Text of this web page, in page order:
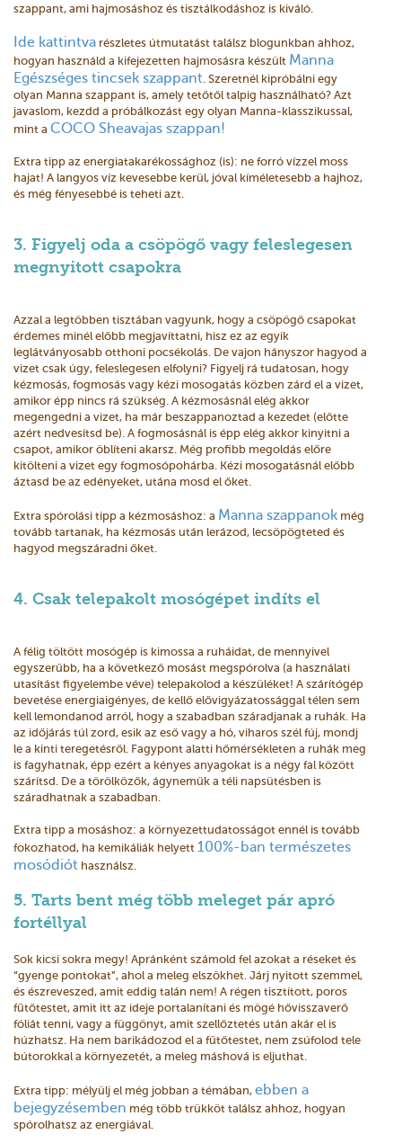
szappant, ami hajmosáshoz és tisztálkodáshoz is kiváló.
Ide kattintva részletes útmutatást találsz blogunkban ahhoz,
hogyan használd a kifejezetten hajmosásra készült Manna
Egészséges tincsek szappant . Szeretnél kipróbálni egy
olyan Manna szappant is, amely tetőtől talpig használható? Azt
javaslom, kezdd a próbálkozást egy olyan Manna-klasszikussal,
mint a COCO Sheavajas szappan!
Extra tipp az energiatakarékossághoz (is): ne forró vízzel moss
hajat! A langyos víz kevesebbe kerül, jóval kíméletesebb a hajhoz,
és még fényesebbé is teheti azt.
3. Figyelj oda a csöpögő vagy feleslegesen
megnyitott csapokra
Azzal a legtöbben tisztában vagyunk, hogy a csöpögő csapokat
érdemes minél előbb megjavíttatni, hisz ez az egyik
leglátványosabb otthoni pocsékolás. De vajon hányszor hagyod a
vizet csak úgy, feleslegesen elfolyni? Figyelj rá tudatosan, hogy
kézmosás, fogmosás vagy kézi mosogatás közben zárd el a vizet,
amikor épp nincs rá szükség. A kézmosásnál elég akkor
megengedni a vizet, ha már beszappanoztad a kezedet (előtte
azért nedvesítsd be). A fogmosásnál is épp elég akkor kinyitni a
csapot, amikor öblíteni akarsz. Még profibb megoldás előre
kitölteni a vizet egy fogmosópohárba. Kézi mosogatásnál előbb
áztasd be az edényeket, utána mosd el őket.
Extra spórolási tipp a kézmosáshoz: a Manna szappanok még
tovább tartanak, ha kézmosás után lerázod, lecsöpögteted és
hagyod megszáradni őket.
4. Csak telepakolt mosógépet indíts el
A félig töltött mosógép is kimossa a ruháidat, de mennyivel
egyszerűbb, ha a következő mosást megspórolva (a használati
utasítást figyelembe véve) telepakolod a készüléket! A szárítógép
bevetése energiaigényes, de kellő elővigyázatossággal télen sem
kell lemondanod arról, hogy a szabadban száradjanak a ruhák. Ha
az időjárás túl zord, esik az eső vagy a hó, viharos szél fúj, mondj
le a kinti teregetésről. Fagypont alatti hőmérsékleten a ruhák meg
is fagyhatnak, épp ezért a kényes anyagokat is a négy fal között
szárítsd. De a törölközők, ágyneműk a téli napsütésben is
száradhatnak a szabadban.
Extra tipp a mosáshoz: a környezettudatosságot ennél is tovább
fokozhatod, ha kemikáliák helyett 100%-ban természetes
mosódiót használsz.
5. Tarts bent még több meleget pár apró
fortéllyal
Sok kicsi sokra megy! Apránként számold fel azokat a réseket és
“gyenge pontokat”, ahol a meleg elszökhet. Járj nyitott szemmel,
és észreveszed, amit eddig talán nem! A régen tisztított, poros
fűtőtestet, amit itt az ideje portalanítani és mögé hővisszaverő
fóliát tenni, vagy a függönyt, amit szellőztetés után akár el is
húzhatsz. Ha nem barikádozod el a fűtőtestet, nem zsúfolod tele
bútorokkal a környezetét, a meleg máshová is eljuthat.
Extra tipp: mélyülj el még jobban a témában, ebben a
bejegyzésemben még több trükköt találsz ahhoz, hogyan
spórolhatsz az energiával.